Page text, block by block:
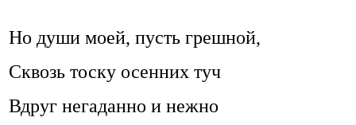
Но души моей, пусть грешной,
Сквозь тоску осенних туч
Вдруг негаданно и нежно